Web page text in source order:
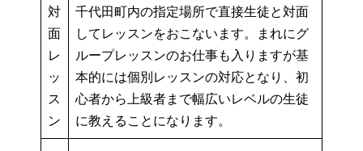
対
面
レ
ッ
ス
ン
千代田町内の指定場所で直接生徒と対面
してレッスンをおこないます。まれにグ
ループレッスンのお仕事も入りますが基
本的には個別レッスンの対応となり、初
心者から上級者まで幅広いレベルの生徒
に教えることになります。